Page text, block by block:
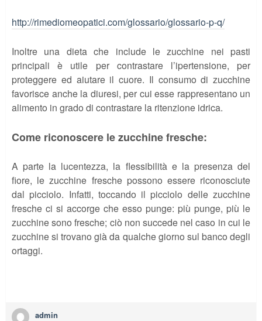
http://rimediomeopatici.com/glossario/glossario-p-q/
Inoltre una dieta che include le zucchine nei pasti
principali è utile per contrastare l’ipertensione, per
proteggere ed aiutare il cuore. Il consumo di zucchine
favorisce anche la diuresi, per cui esse rappresentano un
alimento in grado di contrastare la ritenzione idrica.
Come riconoscere le zucchine fresche:
A parte la lucentezza, la flessibilità e la presenza del
fiore, le zucchine fresche possono essere riconosciute
dal picciolo. Infatti, toccando il picciolo delle zucchine
fresche ci si accorge che esso punge: più punge, più le
zucchine sono fresche; ciò non succede nel caso in cui le
zucchine si trovano già da qualche giorno sul banco degli
ortaggi.
admin